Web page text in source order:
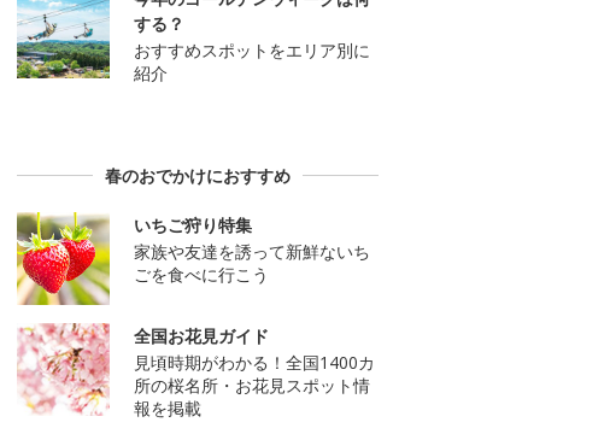
する？
おすすめスポットをエリア別に
紹介
春のおでかけにおすすめ
いちご狩り特集
家族や友達を誘って新鮮ないち
ごを食べに行こう
全国お花見ガイド
見頃時期がわかる！全国1400カ
所の桜名所・お花見スポット情
報を掲載